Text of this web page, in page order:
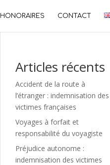
HONORAIRES CONTACT
Articles récents
Accident de la route à
l’étranger : indemnisation des
victimes françaises
Voyages à forfait et
responsabilité du voyagiste
Préjudice autonome :
indemnisation des victimes